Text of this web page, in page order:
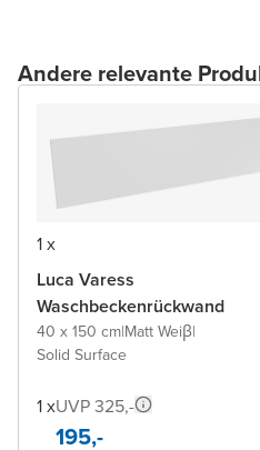
Andere relevante
1 x
Luca Varess
Waschbeckenrückwand
40 x 150 cm|Matt Weiβ|
Solid Surface
1 xUVP 325,-
195,-